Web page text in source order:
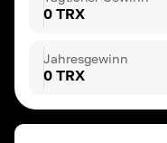
ROI ~3.00%
0 TRX
Jahresgewinn
0 TRX